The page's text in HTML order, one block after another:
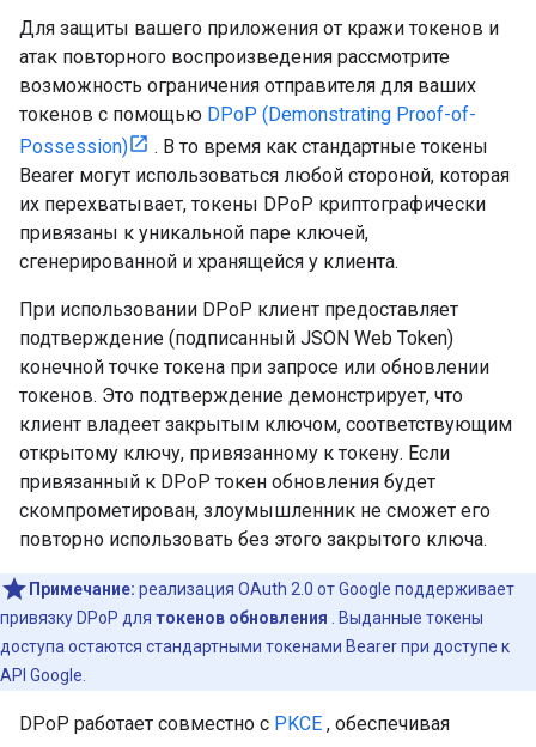
Для защиты вашего приложения от кражи токенов и
атак повторного воспроизведения рассмотрите
возможность ограничения отправителя для ваших
токенов с помощью DPoP (Demonstrating Proof-of-
Possession)
. В то время как стандартные токены
Bearer могут использоваться любой стороной, которая
их перехватывает, токены DPoP криптографически
привязаны к уникальной паре ключей,
сгенерированной и хранящейся у клиента.
При использовании DPoP клиент предоставляет
подтверждение (подписанный JSON Web Token)
конечной точке токена при запросе или обновлении
токенов. Это подтверждение демонстрирует, что
клиент владеет закрытым ключом, соответствующим
открытому ключу, привязанному к токену. Если
привязанный к DPoP токен обновления будет
скомпрометирован, злоумышленник не сможет его
повторно использовать без этого закрытого ключа.
Примечание: реализация OAuth 2.0 от Google поддерживает
привязку DPoP для токенов обновления . Выданные токены
доступа остаются стандартными токенами Bearer при доступе к
API Google.
DPoP работает совместно с PKCE , обеспечивая